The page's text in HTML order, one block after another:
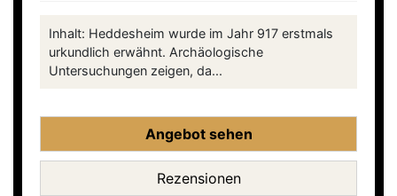
Inhalt: Heddesheim wurde im Jahr 917 erstmals
urkundlich erwähnt. Archäologische
Untersuchungen zeigen, da...
Angebot sehen
Rezensionen